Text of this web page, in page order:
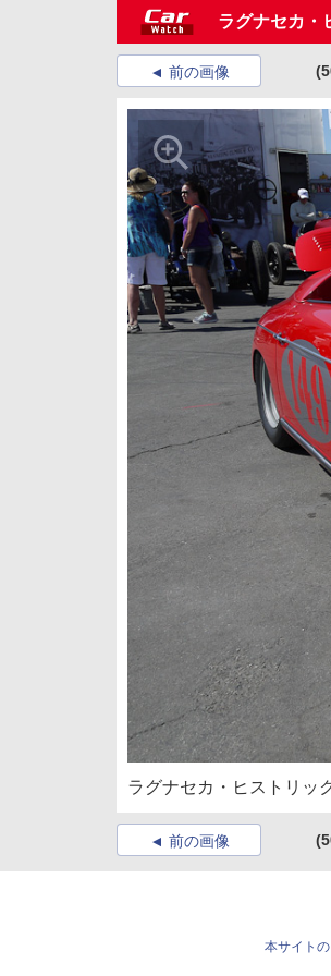
ラグナセカ・
前の画像
ラグナセカ・ヒストリッ
前の画像
本サイト